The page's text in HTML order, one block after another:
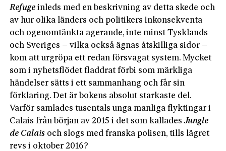
Refuge inleds med en beskrivning av detta skede och
av hur olika länders och politikers inkonsekventa
och ogenomtänkta agerande, inte minst Tysklands
och Sveriges – vilka också ägnas åtskilliga sidor –
kom att urgröpa ett redan försvagat system. Mycket
som i nyhetsflödet fladdrat förbi som märkliga
händelser sätts i ett sammanhang och får sin
förklaring. Det är bokens absolut starkaste del.
Varför samlades tusentals unga manliga flyktingar i
Calais från början av 2015 i det som kalladesJungle
de Calais och slogs med franska polisen, tills lägret
revs i oktober 2016?